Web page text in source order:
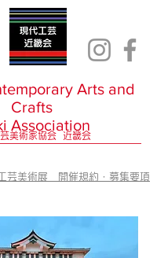
Arts and
Crafts
Association
美術家協会 近畿会
芸美術展 開催規約・募集要項